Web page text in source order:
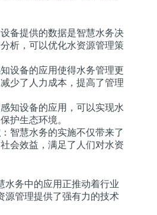
设备提供的数据是智慧水务决
析，可以优化水资源管理策
设备的应用使得水务管理更
少了人力成本，提高了管理
感知设备的应用，可以实现水
护生态环境。
：智慧水务的实施不仅带来了
会效益，满足了人们对水资
水务中的应用正推动着行业
源管理提供了强有力的技术